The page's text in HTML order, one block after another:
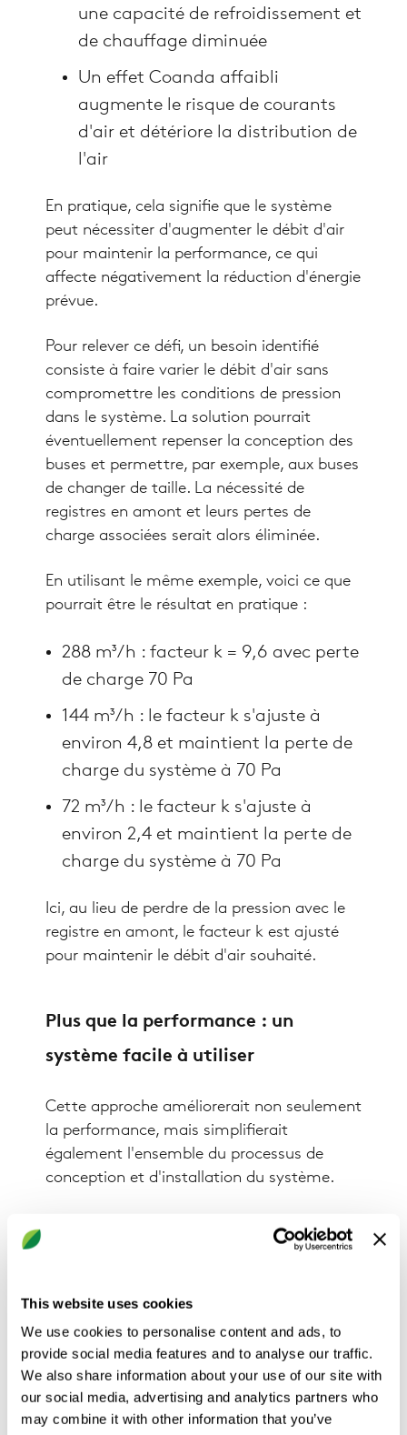
This website uses cookies
We use cookies to personalise content and ads, to
provide social media features and to analyse our traffic.
We also share information about your use of our site with
our social media, advertising and analytics partners who
may combine it with other information that you’ve
une capacité de refroidissement et
de chauffage diminuée
Un effet Coanda affaibli
augmente le risque de courants
d'air et détériore la distribution de
l'air
En pratique, cela signifie que le système
peut nécessiter d'augmenter le débit d'air
pour maintenir la performance, ce qui
affecte négativement la réduction d'énergie
prévue.
Pour relever ce défi, un besoin identifié
consiste à faire varier le débit d'air sans
compromettre les conditions de pression
dans le système. La solution pourrait
éventuellement repenser la conception des
buses et permettre, par exemple, aux buses
de changer de taille. La nécessité de
registres en amont et leurs pertes de
charge associées serait alors éliminée.
En utilisant le même exemple, voici ce que
pourrait être le résultat en pratique :
288 m³/h : facteur k = 9,6 avec perte
de charge 70 Pa
144 m³/h : le facteur k s'ajuste à
environ 4,8 et maintient la perte de
charge du système à 70 Pa
72 m³/h : le facteur k s'ajuste à
environ 2,4 et maintient la perte de
charge du système à 70 Pa
Ici, au lieu de perdre de la pression avec le
registre en amont, le facteur k est ajusté
pour maintenir le débit d'air souhaité.
Plus que la performance : un
système facile à utiliser
Cette approche améliorerait non seulement
la performance, mais simplifierait
également l'ensemble du processus de
conception et d'installation du système.
Complexité du système réduite
pas besoin d'un registre VAV séparé en
amont. Le débit d'air est plutôt contrôlé
directement dans la poutre froide, ce qui
réduit :
Les composants dans le système de